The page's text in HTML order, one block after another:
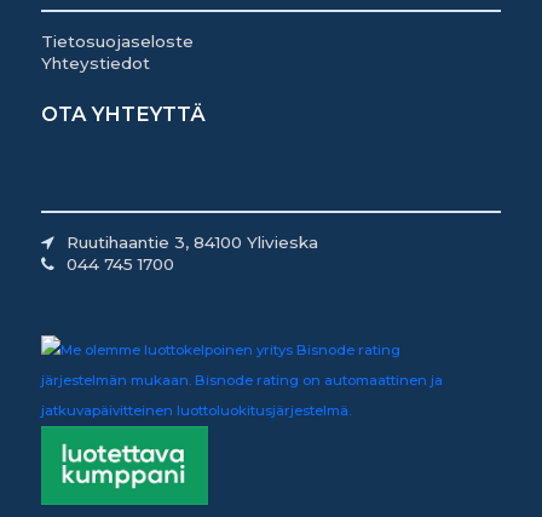
Tietosuojaseloste
Yhteystiedot
OTA YHTEYTTÄ
Ruutihaantie 3, 84100 Ylivieska
044 745 1700